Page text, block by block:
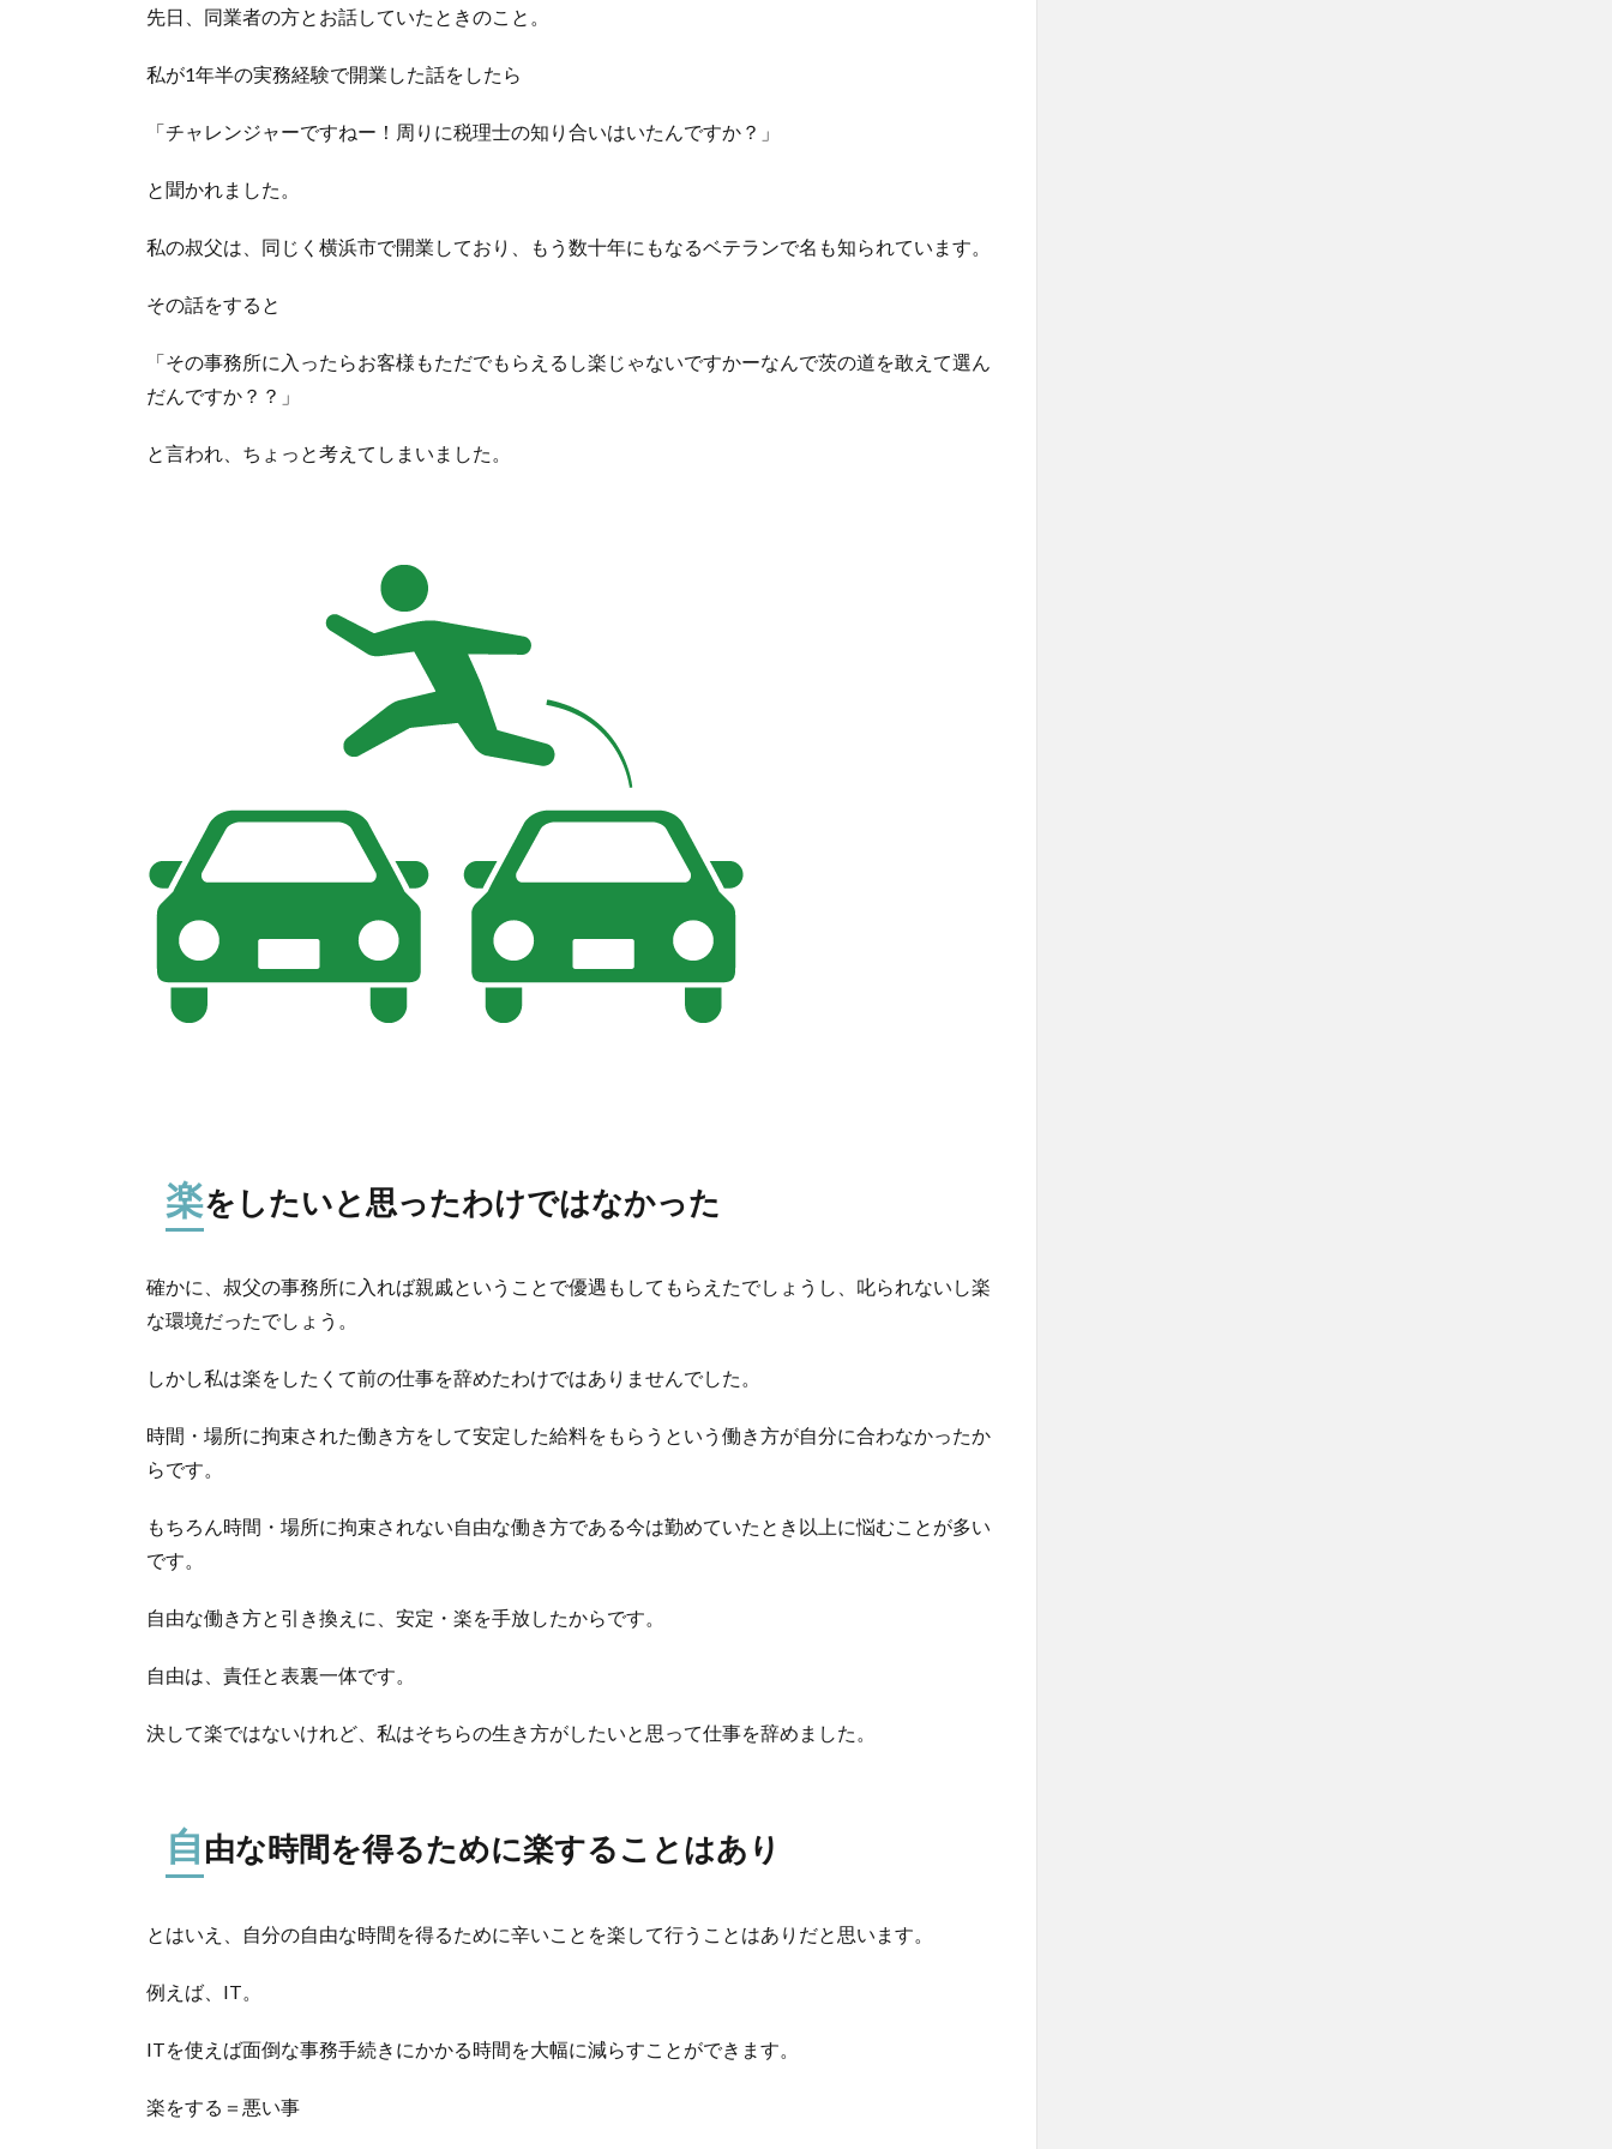
先日、同業者の方とお話していたときのこと。
私が1年半の実務経験で開業した話をしたら
「チャレンジャーですねー！周りに税理士の知り合いはいたんですか？」
と聞かれました。
私の叔父は、同じく横浜市で開業しており、もう数十年にもなるベテランで名も知られています。
その話をすると
「その事務所に入ったらお客様もただでもらえるし楽じゃないですかーなんで茨の道を敢えて選ん
だんですか？？」
と言われ、ちょっと考えてしまいました。
楽をしたいと思ったわけではなかった
確かに、叔父の事務所に入れば親戚ということで優遇もしてもらえたでしょうし、叱られないし楽
な環境だったでしょう。
しかし私は楽をしたくて前の仕事を辞めたわけではありませんでした。
時間・場所に拘束された働き方をして安定した給料をもらうという働き方が自分に合わなかったか
らです。
もちろん時間・場所に拘束されない自由な働き方である今は勤めていたとき以上に悩むことが多い
です。
自由な働き方と引き換えに、安定・楽を手放したからです。
自由は、責任と表裏一体です。
決して楽ではないけれど、私はそちらの生き方がしたいと思って仕事を辞めました。
自由な時間を得るために楽することはあり
とはいえ、自分の自由な時間を得るために辛いことを楽して行うことはありだと思います。
例えば、IT。
ITを使えば面倒な事務手続きにかかる時間を大幅に減らすことができます。
楽をする＝悪い事